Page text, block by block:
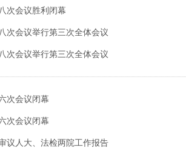
次会议胜利闭幕
次会议举行第三次全体会议
次会议举行第三次全体会议
次会议闭幕
次会议闭幕
议人大、法检两院工作报告